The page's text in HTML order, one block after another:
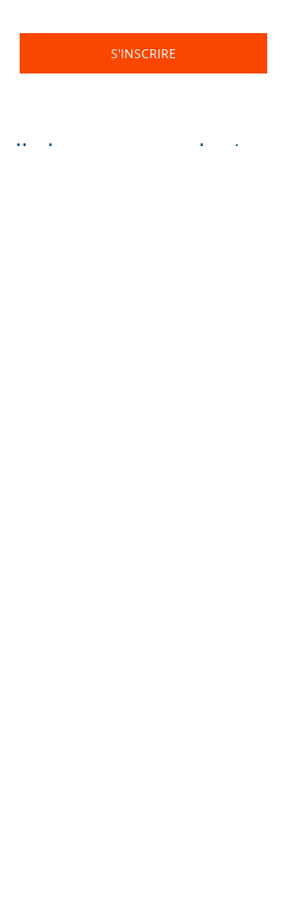
S'INSCRIRE
Une heure pour comprendre, et